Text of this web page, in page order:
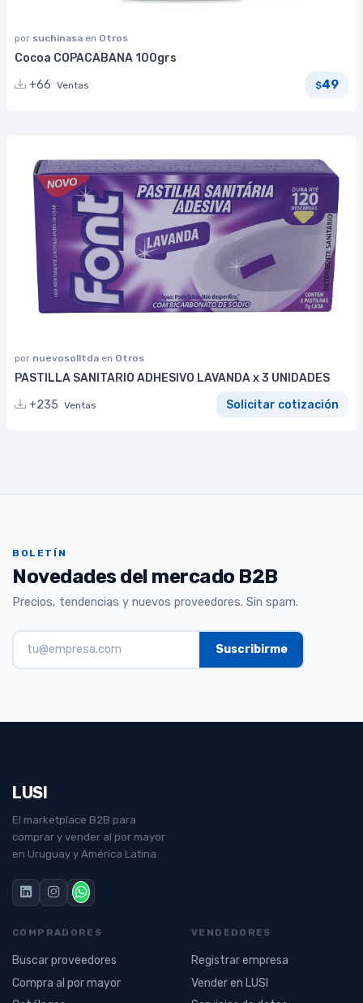
por suchinasa en Otros
Cocoa COPACABANA 100grs
+66 Ventas $49
por nuevosolltda en Otros
PASTILLA SANITARIO ADHESIVO LAVANDA x 3 UNIDADES
+235 Ventas Solicitar cotización
BOLETÍN
Novedades del mercado B2B
Precios, tendencias y nuevos proveedores. Sin spam.
LUSI
El marketplace B2B para
comprar y vender al por mayor
en Uruguay y América Latina.
COMPRADORES
Buscar proveedores
Compra al por mayor
VENDEDORES
Registrar empresa
Vender en LUSI